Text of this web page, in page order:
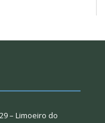
– Limoeiro do